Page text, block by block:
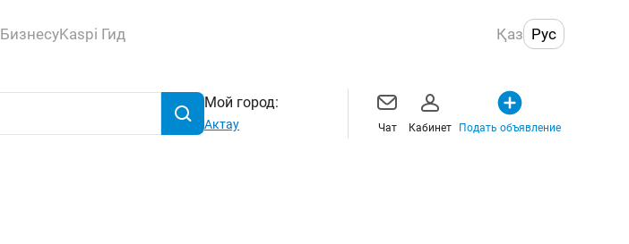
БизнесуKaspi Гид Қаз Рус
Мой город:
Актау Чат Кабинет Подать объявление